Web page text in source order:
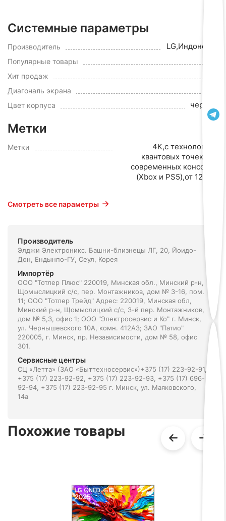
Системные параметры
Производитель LG,Индонезия
Популярные товары
Хит продаж
Диагональ экрана
Цвет корпуса черный
Метки
Метки
4K,с технологией
квантовых точек,для
современных консолей
(Xbox и PS5),от 120 Гц
Смотреть все параметры
Производитель
Элджи Электроникс. Башни-близнецы ЛГ, 20, Йоидо-
Дон, Ендынпо-ГУ, Сеул, Корея
Импортёр
ООО "Тотлер Плюс" 220019, Минская обл., Минский р-н,
Щомыслицкий с/с, пер. Монтажников, дом № 3-16, пом.
11; ООО "Тотлер Трейд" Адрес: 220019, Минская обл,
Минский р-н, Щомыслицкий с/с, 3-й пер. Монтажников,
дом № 5,3, офис 1; ООО "Электросервис и Ко" г. Минск,
ул. Чернышевского 10А, комн. 412А3; ЗАО "Патио"
220005, г. Минск, пр. Независимости, дом № 58, офис
301.
Сервисные центры
СЦ «Летта» (ЗАО «Быттехносервис»)+375 (17) 223-92-91,
+375 (17) 223-92-92, +375 (17) 223-92-93, +375 (17) 696-
92-94, +375 (17) 223-92-95 г. Минск, ул. Маяковского,
14а
Похожие товары